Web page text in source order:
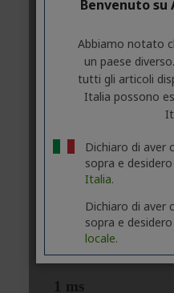
Benvenuto
Abbiamo notato
un paese
tutti gli articoli
Italia possono
Dichiaro di aver
sopra e desidero
Italia.
Dichiaro di aver
sopra e
locale.